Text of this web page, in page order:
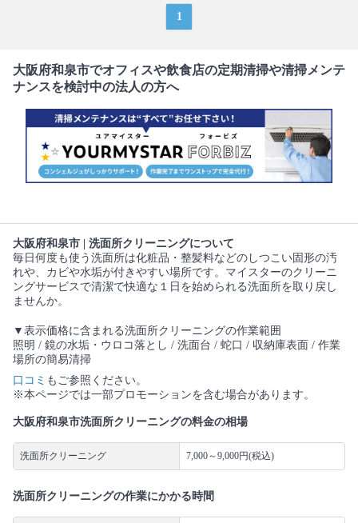
1
大阪府和泉市でオフィスや飲食店の定期清掃や清掃メンテ
ナンスを検討中の法人の方へ
大阪府和泉市 | 洗面所クリーニングについて
毎日何度も使う洗面所は化粧品・整髪料などのしつこい固形の汚
れや、カビや水垢が付きやすい場所です。マイスターのクリーニ
ングサービスで清潔で快適な１日を始められる洗面所を取り戻し
ませんか。
▼表示価格に含まれる洗面所クリーニングの作業範囲
照明 / 鏡の水垢・ウロコ落とし / 洗面台 / 蛇口 / 収納庫表面 / 作業
場所の簡易清掃
口コミ もご参照ください。
※本ページでは一部プロモーションを含む場合があります。
大阪府和泉市洗面所クリーニングの料金の相場
洗面所クリーニング 7,000～9,000円(税込)
洗面所クリーニングの作業にかかる時間